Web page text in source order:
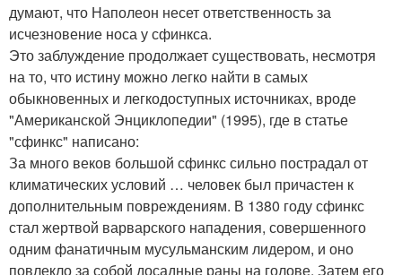
думают, что Наполеон несет ответственность за
исчезновение носа у сфинкса.
Это заблуждение продолжает существовать, несмотря
на то, что истину можно легко найти в самых
обыкновенных и легкодоступных источниках, вроде
"Американской Энциклопедии" (1995), где в статье
"сфинкс" написано:
За много веков большой сфинкс сильно пострадал от
климатических условий … человек был причастен к
дополнительным повреждениям. В 1380 году сфинкс
стал жертвой варварского нападения, совершенного
одним фанатичным мусульманским лидером, и оно
повлекло за собой досадные раны на голове. Затем его